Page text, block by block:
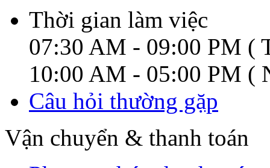
Thời gian làm việc
07:30 AM - 09:00 PM (
10:00 AM - 05:00 PM (
Câu hỏi thường gặp
Vận chuyển & thanh toán